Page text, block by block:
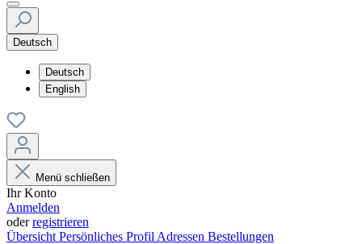
Deutsch
Deutsch
English
Menü schließen
Ihr Konto
Anmelden
oderregistrieren
Übersicht Persönliches Profil Adressen Bestellungen